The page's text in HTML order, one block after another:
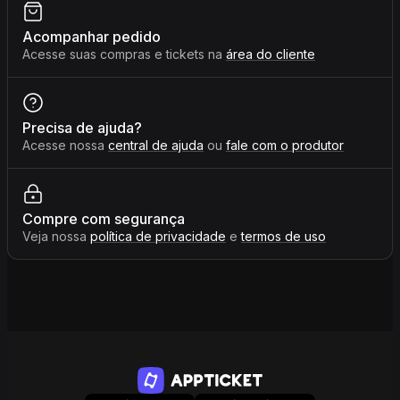
Acompanhar pedido
Acesse suas compras e tickets na área do cliente
Precisa de ajuda?
Acesse nossa central de ajuda ou fale com o produtor
Compre com segurança
Veja nossa política de privacidade etermos de uso